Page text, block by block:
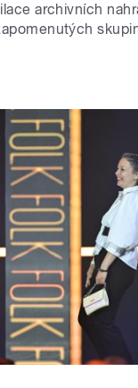
archivních